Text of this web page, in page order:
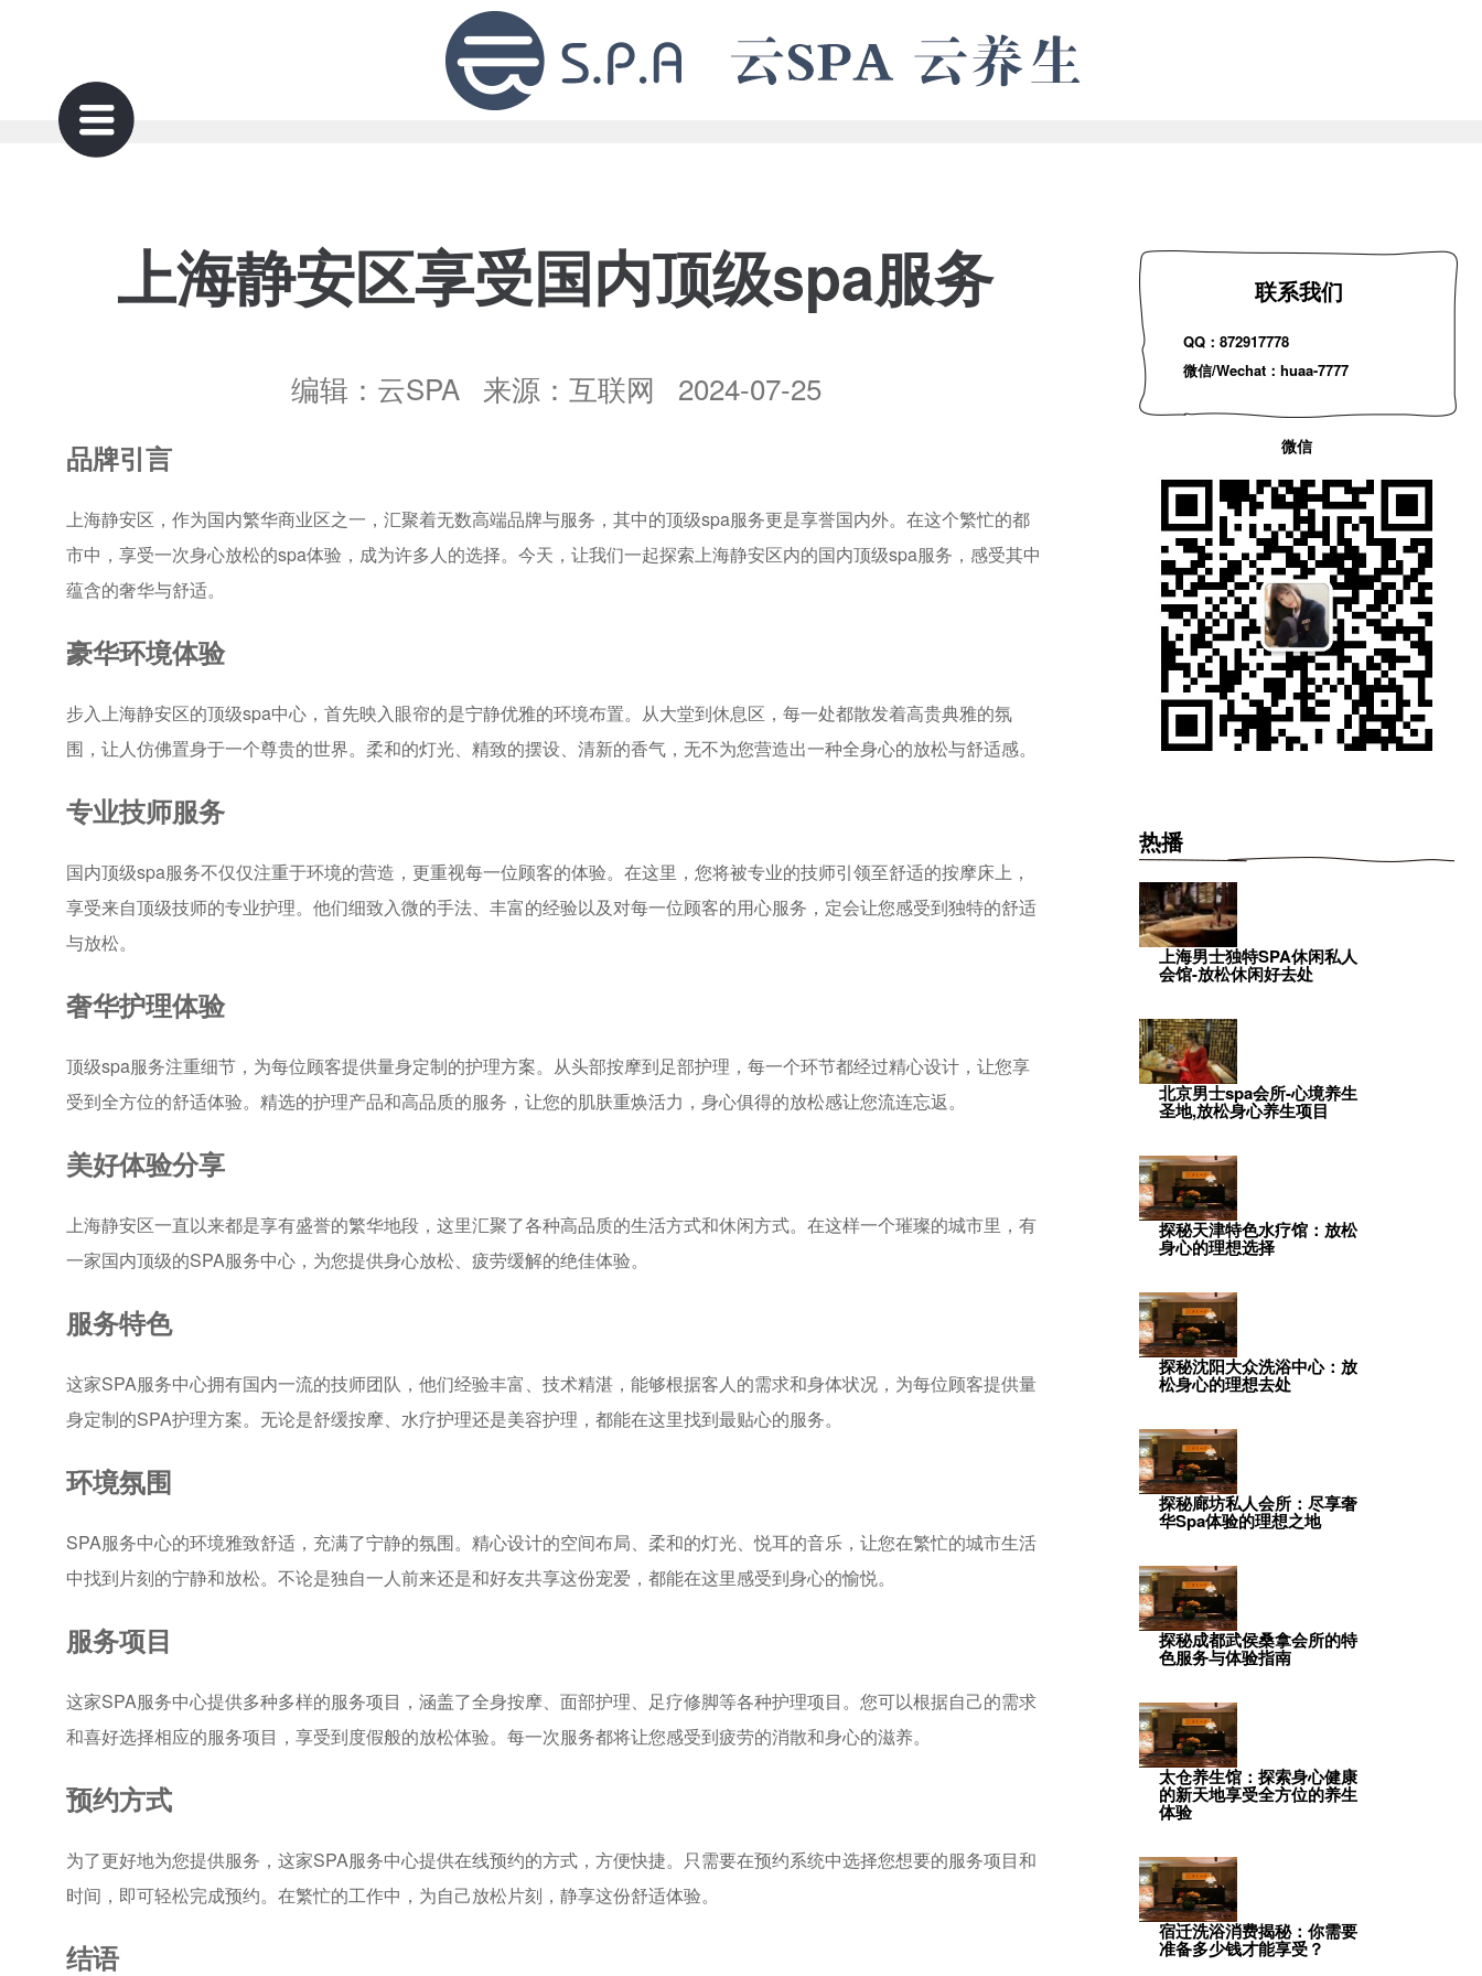
上海静安区享受国内顶级spa服务
编辑：云SPA 来源：互联网 2024-07-25
品牌引言
上海静安区，作为国内繁华商业区之一，汇聚着无数高端品牌与服务，其中的顶级spa服务更是享誉国内外。在这个繁忙的都
市中，享受一次身心放松的spa体验，成为许多人的选择。今天，让我们一起探索上海静安区内的国内顶级spa服务，感受其中
蕴含的奢华与舒适。
豪华环境体验
步入上海静安区的顶级spa中心，首先映入眼帘的是宁静优雅的环境布置。从大堂到休息区，每一处都散发着高贵典雅的氛
围，让人仿佛置身于一个尊贵的世界。柔和的灯光、精致的摆设、清新的香气，无不为您营造出一种全身心的放松与舒适感。
专业技师服务
国内顶级spa服务不仅仅注重于环境的营造，更重视每一位顾客的体验。在这里，您将被专业的技师引领至舒适的按摩床上，
享受来自顶级技师的专业护理。他们细致入微的手法、丰富的经验以及对每一位顾客的用心服务，定会让您感受到独特的舒适
与放松。
奢华护理体验
顶级spa服务注重细节，为每位顾客提供量身定制的护理方案。从头部按摩到足部护理，每一个环节都经过精心设计，让您享
受到全方位的舒适体验。精选的护理产品和高品质的服务，让您的肌肤重焕活力，身心俱得的放松感让您流连忘返。
美好体验分享
上海静安区一直以来都是享有盛誉的繁华地段，这里汇聚了各种高品质的生活方式和休闲方式。在这样一个璀璨的城市里，有
一家国内顶级的SPA服务中心，为您提供身心放松、疲劳缓解的绝佳体验。
服务特色
这家SPA服务中心拥有国内一流的技师团队，他们经验丰富、技术精湛，能够根据客人的需求和身体状况，为每位顾客提供量
身定制的SPA护理方案。无论是舒缓按摩、水疗护理还是美容护理，都能在这里找到最贴心的服务。
环境氛围
SPA服务中心的环境雅致舒适，充满了宁静的氛围。精心设计的空间布局、柔和的灯光、悦耳的音乐，让您在繁忙的城市生活
中找到片刻的宁静和放松。不论是独自一人前来还是和好友共享这份宠爱，都能在这里感受到身心的愉悦。
服务项目
这家SPA服务中心提供多种多样的服务项目，涵盖了全身按摩、面部护理、足疗修脚等各种护理项目。您可以根据自己的需求
和喜好选择相应的服务项目，享受到度假般的放松体验。每一次服务都将让您感受到疲劳的消散和身心的滋养。
预约方式
为了更好地为您提供服务，这家SPA服务中心提供在线预约的方式，方便快捷。只需要在预约系统中选择您想要的服务项目和
时间，即可轻松完成预约。在繁忙的工作中，为自己放松片刻，静享这份舒适体验。
结语
联系我们
QQ：872917778
微信/Wechat：huaa-7777
微信
热播
上海男士独特SPA休闲私人
会馆-放松休闲好去处
北京男士spa会所-心境养生
圣地,放松身心养生项目
探秘天津特色水疗馆：放松
身心的理想选择
探秘沈阳大众洗浴中心：放
松身心的理想去处
探秘廊坊私人会所：尽享奢
华Spa体验的理想之地
探秘成都武侯桑拿会所的特
色服务与体验指南
太仓养生馆：探索身心健康
的新天地享受全方位的养生
体验
宿迁洗浴消费揭秘：你需要
准备多少钱才能享受？